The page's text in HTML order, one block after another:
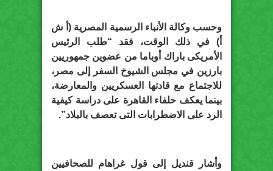
وحسب وكالة الأنباء الرسمية المصرية (أ ش
أ) في ذلك الوقت، فقد “طلب الرئيس
الأمريكى باراك أوباما من عضوين جمهوريين
بارزين في مجلس الشيوخ السفر إلى مصر،
للاجتماع مع قادتها العسكريين والمعارضة،
بينما يعكف حلفاء القاهرة على دراسة كيفية
الرد على الاضطرابات التى تعصف بالبلاد”.
وأشار قنديل إلى قول غراهام للصحافيين